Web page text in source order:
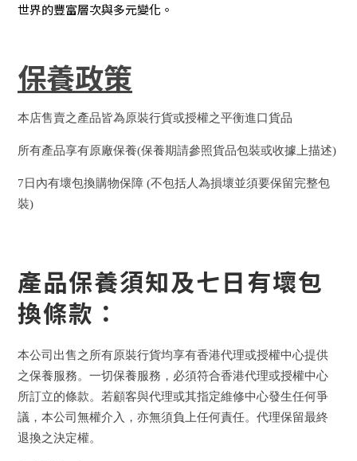
世界的豐富層次與多元變化。
保養政策
本店售賣之產品皆為原裝行貨或授權之平衡進口貨品
所有產品享有原廠保養(保養期請參照貨品包裝或收據上描述)
7日內有壞包換購物保障 (不包括人為損壞並須要保留完整包
裝)
產品保養須知及七日有壞包
換條款：
本公司出售之所有原裝行貨均享有香港代理或授權中心提供
之保養服務。一切保養服務，必須符合香港代理或授權中心
所訂立的條款。若顧客與代理或其指定維修中心發生任何爭
議，本公司無權介入，亦無須負上任何責任。代理保留最終
退換之決定權。